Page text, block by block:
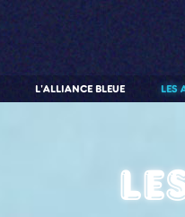
LES
L'ALLIANCE BLEUE